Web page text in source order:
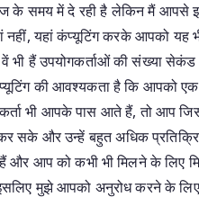
के समय में दे रही है लेकिन मैं आपसे
नहीं, यहां कंप्यूटिंग करके आपको
भी हैं उपयोगकर्ताओं की संख्या
की आवश्यकता है कि आपको
भी आपके पास आते हैं, तो आप
सके और उन्हें बहुत अधिक
और आप को कभी भी मिलने के लिए
मुझे आपको अनुरोध करने के लिए